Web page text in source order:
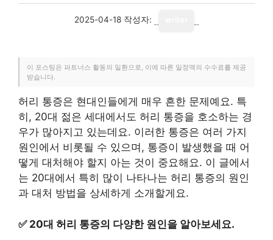
2025-04-18 작성자:
이 포스팅은 파트너스 활동의 일환으로, 이에 따른 일정액의 수수료를 제공
받습니다.
허리 통증은 현대인들에게 매우 흔한 문제예요. 특
히, 20대 젊은 세대에서도 허리 통증을 호소하는 경
우가 많아지고 있는데요. 이러한 통증은 여러 가지
원인에서 비롯될 수 있으며, 통증이 발생했을 때 어
떻게 대처해야 할지 아는 것이 중요해요. 이 글에서
는 20대에서 특히 많이 나타나는 허리 통증의 원인
과 대처 방법을 상세하게 소개할게요.
✅ 20대 허리 통증의 다양한 원인을 알아보세요.